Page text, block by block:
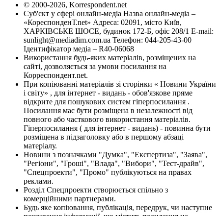
© 2000-2026, Korrespondent.net
Суб'єкт у сфері онлайн-медіа Назва онлайн-медіа –
«КореспонденТ.net» Адреса: 02091, місто Київ,
ХАРКІВСЬКЕ ШОСЕ, будинок 172-Б, офіс 208/1 E-mail:
sunlight@mediadim.com.ua Телефон: 044-205-43-00
Ідентифікатор медіа – R40-06068
Використання будь-яких матеріалів, розміщених на
сайті, дозволяється за умови посилання на
Корреспондент.net.
При копіюванні матеріалів зі сторінки « Новини України
і світу» , для інтернет - видань - обов'язкове пряме
відкрите для пошукових систем гіперпосилання .
Посилання має бути розміщена в незалежності від
повного або часткового використання матеріалів.
Гіперпосилання ( для інтернет - видань) - повинна бути
розміщена в підзаголовку або в першому абзаці
матеріалу.
Новини з позначками "Думка", "Експертиза", "Заява",
"Регіони", "Гроші", "Влада", "Вибори", "Тест-драйв",
"Спецпроекти", "Промо" публікуються на правах
реклами.
Розділ Спецпроекти створюється спільно з
комерційними партнерами.
Будь яке копіювання, публікація, передрук, чи наступне